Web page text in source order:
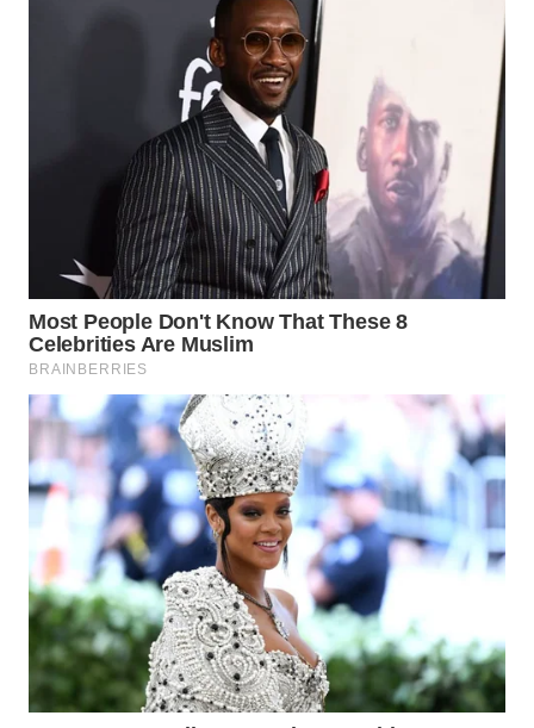
BOGOR
WN
DEPOK
WN
TAPANULI
UTARA
SAMOSIR
WN
PADANG
LAWAS